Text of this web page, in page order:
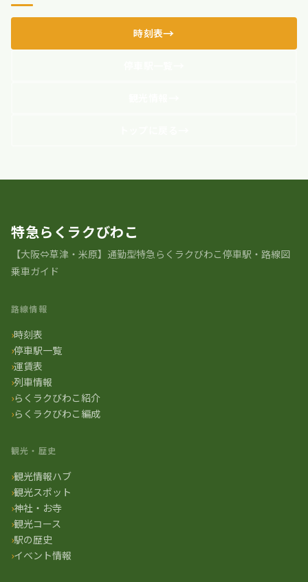
時刻表
特急らくラクびわこ
【大阪⇔草津・米原】通勤型特急らくラクびわこ停車駅・路線図
乗車ガイド
路線情報
時刻表
停車駅一覧
運賃表
列車情報
らくラクびわこ紹介
らくラクびわこ編成
観光・歴史
観光情報ハブ
観光スポット
神社・お寺
観光コース
駅の歴史
イベント情報